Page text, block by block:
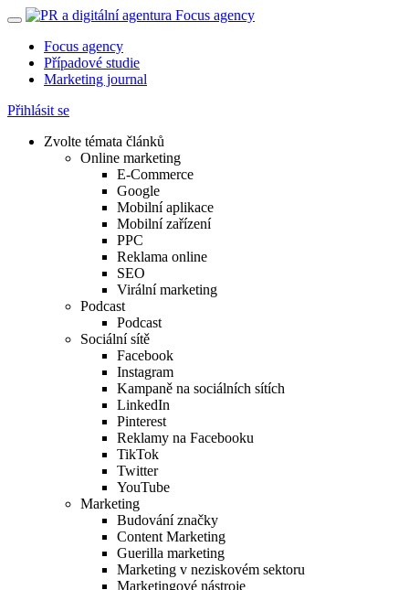
Focus agency
Případové studie
Marketing journal
Přihlásit se
Zvolte témata článků
Online marketing
E-Commerce
Google
Mobilní aplikace
Mobilní zařízení
PPC
Reklama online
SEO
Virální marketing
Podcast
Podcast
Sociální sítě
Facebook
Instagram
Kampaně na sociálních sítích
LinkedIn
Pinterest
Reklamy na Facebooku
TikTok
Twitter
YouTube
Marketing
Budování značky
Content Marketing
Guerilla marketing
Marketing v neziskovém sektoru
Marketingové nástroje